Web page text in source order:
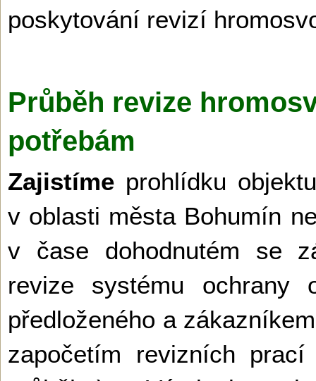
poskytování revizí
Průběh revize
potřebám
Zajistíme prohlídku
v oblasti města Bohumín
v čase dohodnutém se
revize systému ochrany
předloženého a
započetím revizních